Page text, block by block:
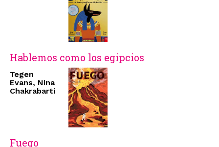
Hablemos como los egipcios
Tegen
Evans, Nina
Chakrabarti
Fuego